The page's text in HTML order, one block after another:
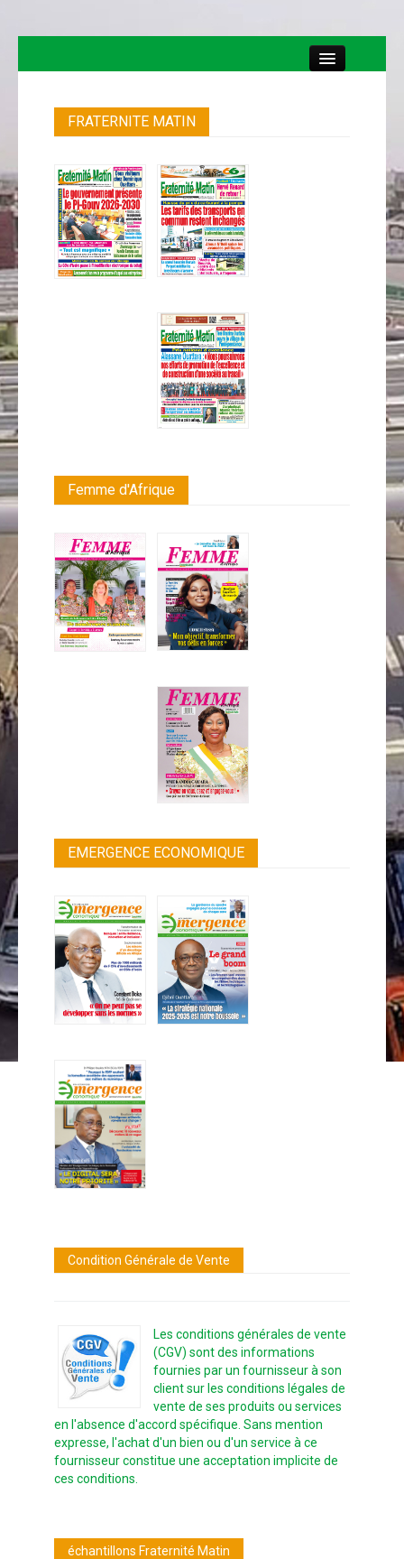
FRATERNITE MATIN
Femme d'Afrique
EMERGENCE ECONOMIQUE
Condition Générale de Vente
Les conditions générales de vente
(CGV) sont des informations
fournies par un fournisseur à son
client sur les conditions légales de
vente de ses produits ou services
en l'absence d'accord spécifique. Sans mention
expresse, l'achat d'un bien ou d'un service à ce
fournisseur constitue une acceptation implicite de
ces conditions.
échantillons Fraternité Matin